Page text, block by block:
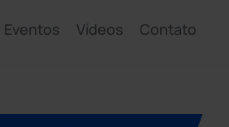
Eventos Vídeos Contato